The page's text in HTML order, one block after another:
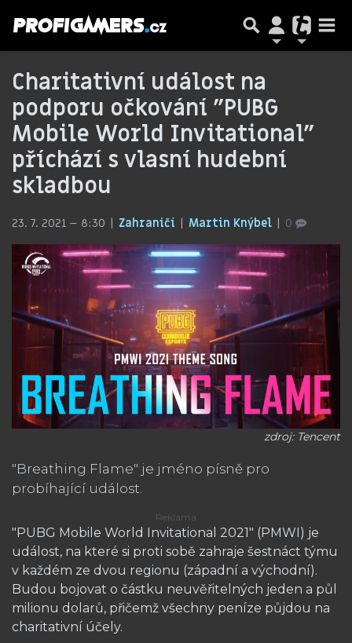
Charitativní událost na
podporu očkování "PUBG
Mobile World Invitational"
příchází s vlasní hudební
skladbou
23. 7. 2021 – 8:30 Zahraničí Martin Knýbel 0
zdroj: Tencent
"Breathing Flame" je jméno písně pro
probíhající událost.
"PUBG Mobile World Invitational 2021" (PMWI) je
událost, na které si proti sobě zahraje šestnáct týmu
v každém ze dvou regionu (západní a východní).
Budou bojovat o částku neuvěřitelných jeden a půl
milionu dolarů, přičemž všechny peníze půjdou na
charitativní účely.